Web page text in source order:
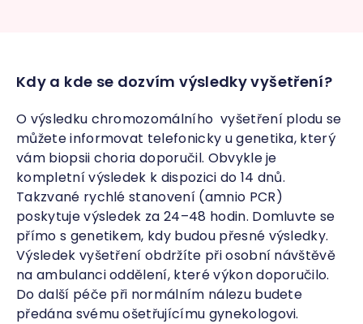
Kdy a kde se dozvím výsledky vyšetření?
O výsledku chromozomálního vyšetření plodu se
můžete informovat telefonicky u genetika, který
vám biopsii choria doporučil. Obvykle je
kompletní výsledek k dispozici do 14 dnů.
Takzvané rychlé stanovení (amnio PCR)
poskytuje výsledek za 24–48 hodin. Domluvte se
přímo s genetikem, kdy budou přesné výsledky.
Výsledek vyšetření obdržíte při osobní návštěvě
na ambulanci oddělení, které výkon doporučilo.
Do další péče při normálním nálezu budete
předána svému ošetřujícímu gynekologovi.